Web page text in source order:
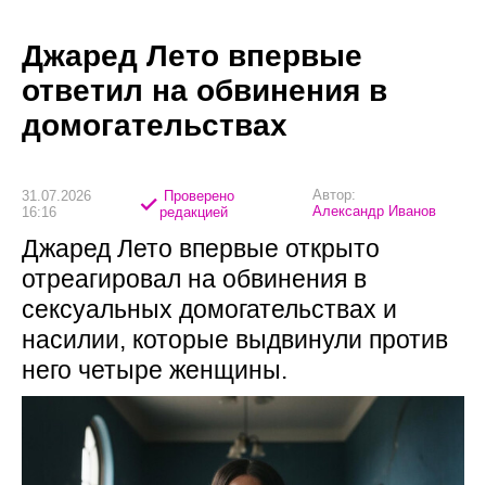
Джаред Лето впервые
ответил на обвинения в
домогательствах
31.07.2026
16:16
Проверено
редакцией
Автор:
Александр Иванов
Джаред Лето впервые открыто
отреагировал на обвинения в
сексуальных домогательствах и
насилии, которые выдвинули против
него четыре женщины.